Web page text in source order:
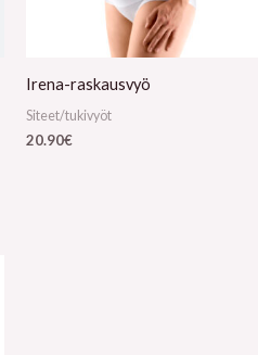
Irena-raskausvyö
Siteet/tukivyöt
20.90€